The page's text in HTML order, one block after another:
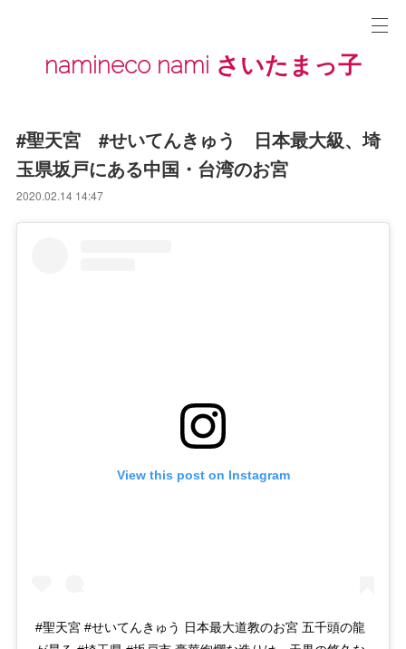
namineco nami さいたまっ子
#聖天宮 #せいてんきゅう 日本最大級、埼
玉県坂戸にある中国・台湾のお宮
2020.02.14 14:47
View this post on Instagram
#聖天宮 #せいてんきゅう 日本最大道教のお宮 五千頭の龍